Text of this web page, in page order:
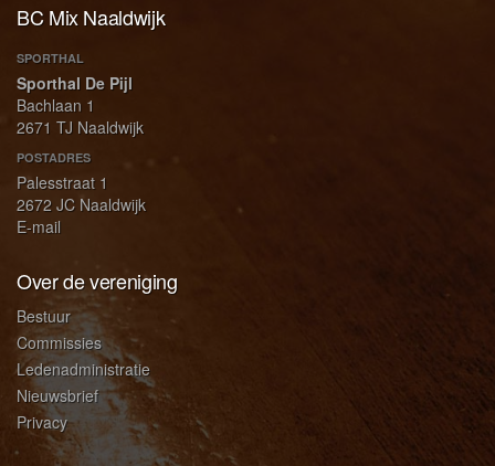
BC Mix Naaldwijk
SPORTHAL
Sporthal De Pijl
Bachlaan 1
2671 TJ Naaldwijk
POSTADRES
Palesstraat 1
2672 JC Naaldwijk
E-mail
Over de vereniging
Bestuur
Commissies
Ledenadministratie
Nieuwsbrief
Privacy